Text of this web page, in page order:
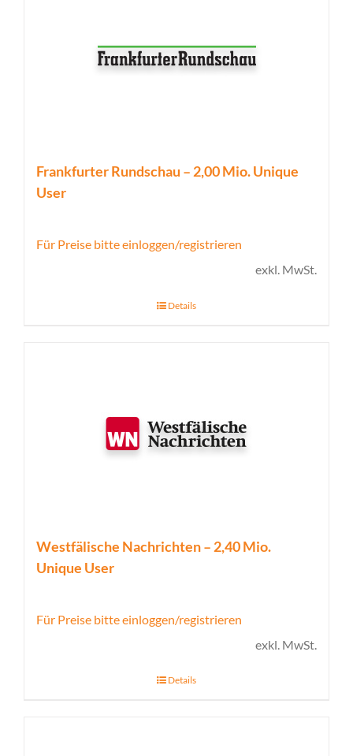
Frankfurter Rundschau – 2,00 Mio. Unique
User
Für Preise bitte einloggen/registrieren
exkl. MwSt.
Details
Westfälische Nachrichten – 2,40 Mio.
Unique User
Für Preise bitte einloggen/registrieren
exkl. MwSt.
Details